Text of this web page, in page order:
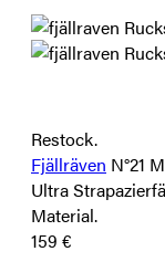
Restock.
Fjällräven N°21
Ultra
Material.
159 €